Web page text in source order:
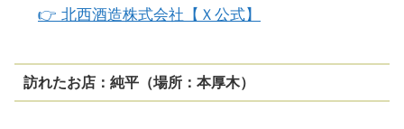
👉 北西酒造株式会社【Ｘ公式】
訪れたお店：純平（場所：本厚木）